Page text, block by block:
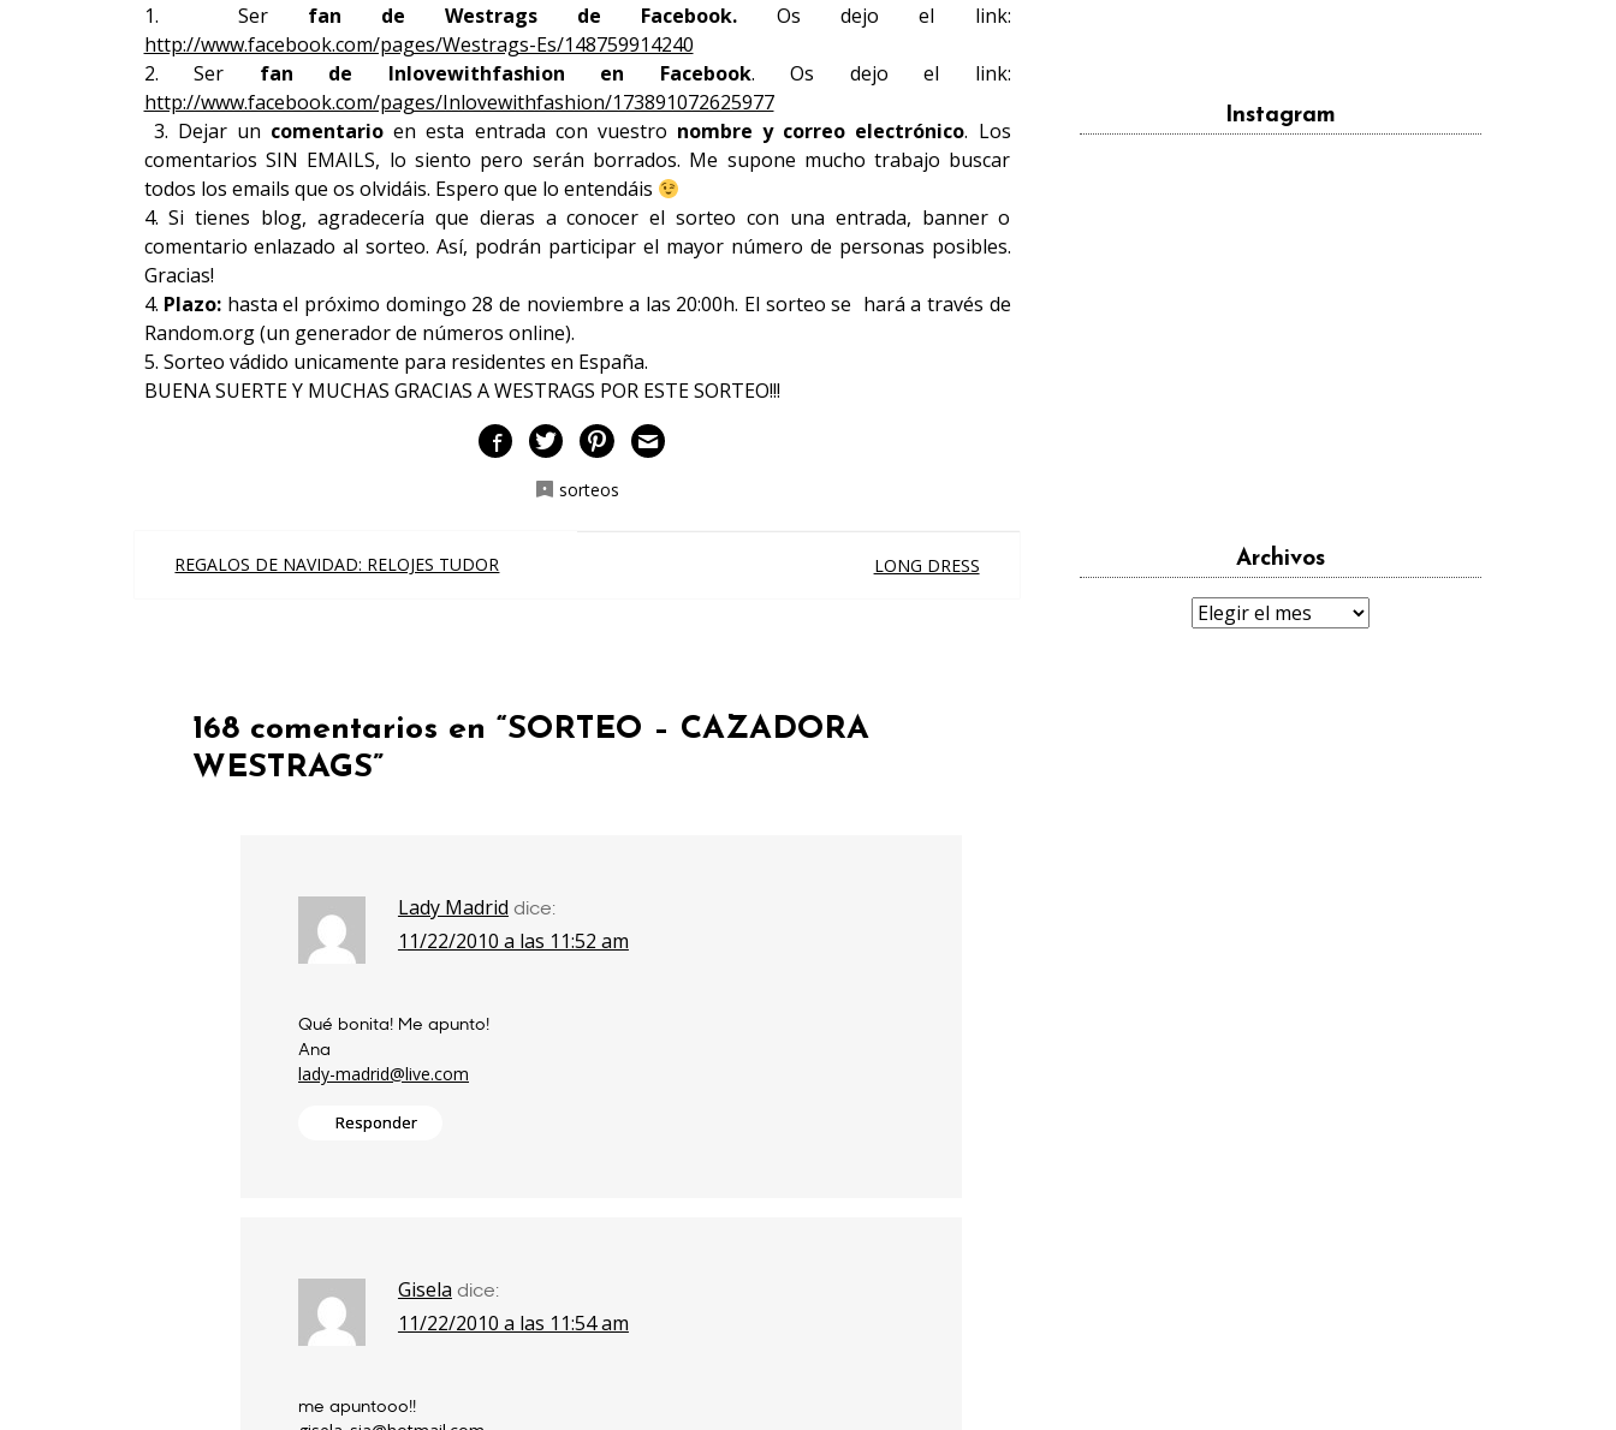
1. Ser fan de Westrags de Facebook. Os dejo el link:
http://www.facebook.com/pages/Westrags-Es/148759914240
2. Ser fan de Inlovewithfashion en Facebook. Os dejo el link:
http://www.facebook.com/pages/Inlovewithfashion/173891072625977
3. Dejar un comentario en esta entrada con vuestro nombre y correo electrónico. Los
comentarios SIN EMAILS, lo siento pero serán borrados. Me supone mucho trabajo buscar
todos los emails que os olvidáis. Espero que lo entendáis
4. Si tienes blog, agradecería que dieras a conocer el sorteo con una entrada, banner o
comentario enlazado al sorteo. Así, podrán participar el mayor número de personas posibles.
Gracias!
4. Plazo: hasta el próximo domingo 28 de noviembre a las 20:00h. El sorteo se hará a través de
Random.org (un generador de números online).
5. Sorteo vádido unicamente para residentes en España.
BUENA SUERTE Y MUCHAS GRACIAS A WESTRAGS POR ESTE SORTEO!!!
sorteos
Navegación
REGALOS DE NAVIDAD: RELOJES TUDOR LONG DRESS
168 comentarios en “SORTEO – CAZADORA
WESTRAGS”
Lady Madrid dice:
11/22/2010 a las 11:52 am
Qué bonita! Me apunto!
Ana
lady-madrid@live.com
Responder
Gisela dice:
11/22/2010 a las 11:54 am
me apuntooo!!
Instagram
Archivos
Archivos